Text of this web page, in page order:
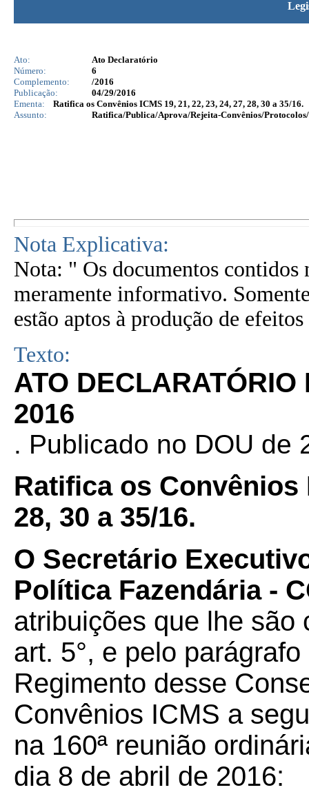
Ato:
Ato Declaratório
Número:
6
Complemento:
/2016
Publicação:
04/29/2016
Ementa:
Ratifica os Convênios ICMS 19, 21, 22, 23, 24, 27, 28, 30 a 35/16.
Assunto:
Ratifica/Publica/Aprova/Rejeita-Convênios/
Nota Explicativa:
Nota: " Os documentos contidos
meramente informativo.
estão aptos à produção de
Texto:
ATO DECLARATÓRIO
2016
. Publicado no DOU de
Ratifica os Convênios
28, 30 a 35/16.
O Secretário
Política Fazendária -
atribuições que lhe são
art. 5°, e pelo
Regimento desse
Convênios ICMS a
na 160ª reunião
dia 8 de abril de 2016: